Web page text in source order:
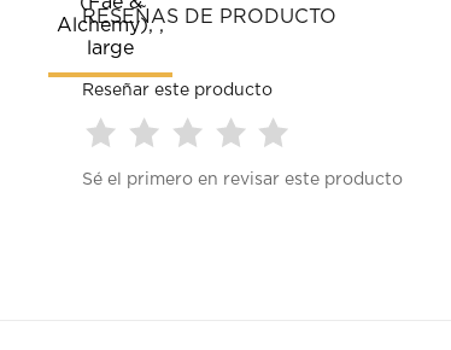
RESEÑAS DE PRODUCTO
Reseñar este producto
para paraparaparapara
Sé el primero en revisar este producto